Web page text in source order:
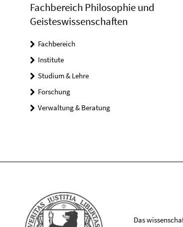
Fachbereich Philosophie und
Geisteswissenschaften
Fachbereich
Institute
Studium & Lehre
Forschung
Verwaltung & Beratung
Das